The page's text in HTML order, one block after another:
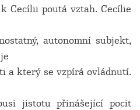
Cecílii poutá vztah. Cecílie
autonomní subjekt,
a který se vzpírá ovládnutí.
jistotu přinášející pocit